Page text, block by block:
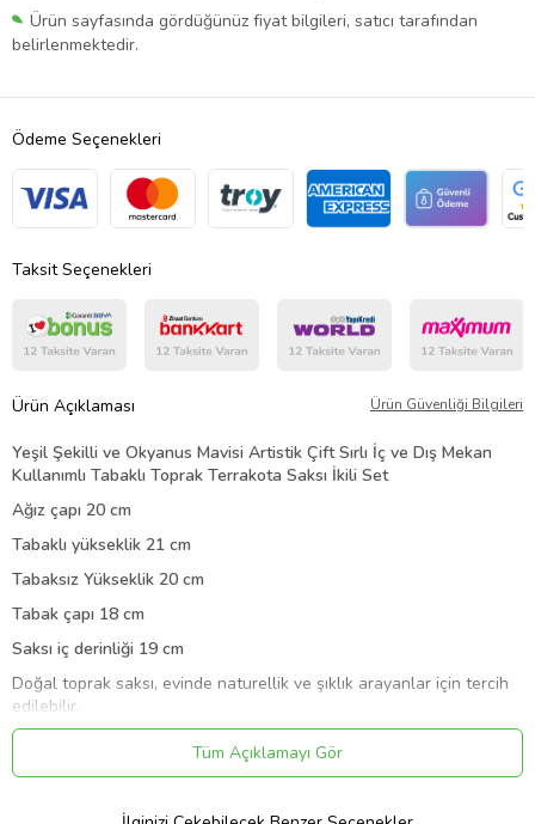
Ürün sayfasında gördüğünüz fiyat bilgileri, satıcı tarafından
belirlenmektedir.
Ödeme Seçenekleri
Taksit Seçenekleri
Ürün Açıklaması Ürün Güvenliği Bilgileri
Yeşil Şekilli ve Okyanus Mavisi Artistik Çift Sırlı İç ve Dış Mekan
Kullanımlı Tabaklı Toprak Terrakota Saksı İkili Set
Ağız çapı 20 cm
Tabaklı yükseklik 21 cm
Tabaksız Yükseklik 20 cm
Tabak çapı 18 cm
Saksı iç derinliği 19 cm
Doğal toprak saksı, evinde naturellik ve şıklık arayanlar için tercih
edilebilir.
Artistik sırlıdır, iki sefer fırınlanmıştır. Hem seramik fırında hem
elektronik fırında iki kat sır ile pişirilmiştir. İç mekan ve dış mekanda
Tüm Açıklamayı Gör